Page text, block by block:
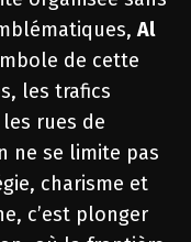
Al
de cette
les trafics
rues de
ne se limite pas
charisme et
c’est plonger